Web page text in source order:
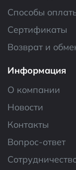
Способы
Сертификаты
Возврат и
Информация
О компании
Новости
Контакты
Вопрос-ответ